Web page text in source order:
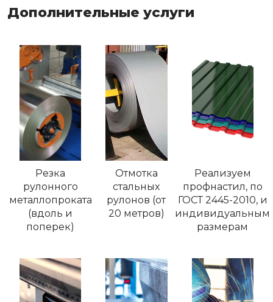
Дополнительные услуги
Резка
рулонного
металлопроката
(вдоль и
поперек)
Отмотка
стальных
рулонов (от
20 метров)
Реализуем
профнастил, по
ГОСТ 2445-2010, и
индивидуальным
размерам